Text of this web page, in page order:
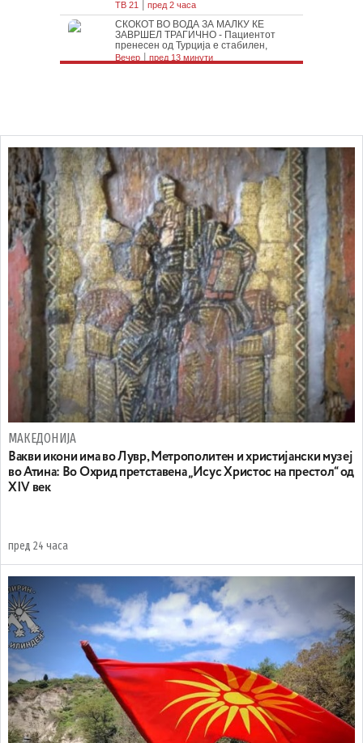
МАКЕДОНИЈА
Вакви икони има во Лувр, Метрополитен и христијански музеј
во Атина: Во Охрид претставена „Исус Христос на престол“ од
XIV век
пред 24 часа